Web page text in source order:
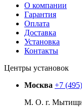
О компании
Гарантия
Оплата
Доставка
Установка
Контакты
Центры установок
Москва +7
М. О. г. Мытищи,